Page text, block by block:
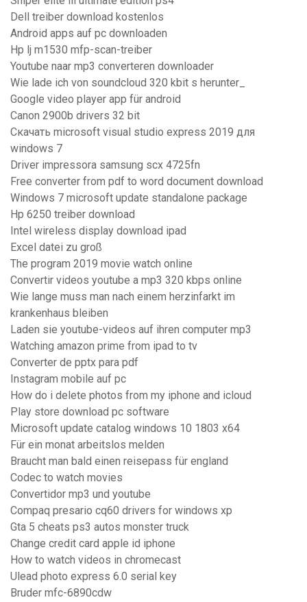
Dell treiber download kostenlos
Android apps auf pc downloaden
Hp lj m1530 mfp-scan-treiber
Youtube naar mp3 converteren downloader
Wie lade ich von soundcloud 320 kbit s herunter_
Google video player app für android
Canon 2900b drivers 32 bit
Скачать microsoft visual studio express 2019 для
windows 7
Driver impressora samsung scx 4725fn
Free converter from pdf to word document download
Windows 7 microsoft update standalone package
Hp 6250 treiber download
Intel wireless display download ipad
Excel datei zu groß
The program 2019 movie watch online
Convertir videos youtube a mp3 320 kbps online
Wie lange muss man nach einem herzinfarkt im
krankenhaus bleiben
Laden sie youtube-videos auf ihren computer mp3
Watching amazon prime from ipad to tv
Converter de pptx para pdf
Instagram mobile auf pc
How do i delete photos from my iphone and icloud
Play store download pc software
Microsoft update catalog windows 10 1803 x64
Für ein monat arbeitslos melden
Braucht man bald einen reisepass für england
Codec to watch movies
Convertidor mp3 und youtube
Compaq presario cq60 drivers for windows xp
Gta 5 cheats ps3 autos monster truck
Change credit card apple id iphone
How to watch videos in chromecast
Ulead photo express 6.0 serial key
Bruder mfc-6890cdw